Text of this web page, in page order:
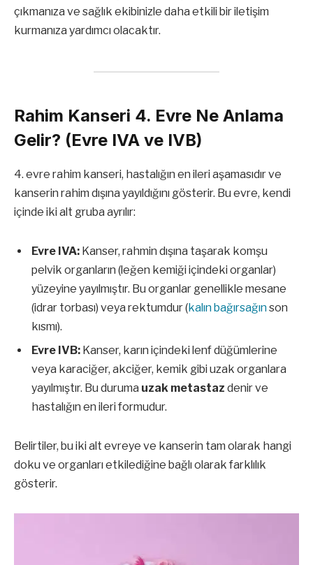
çıkmanıza ve sağlık ekibinizle daha etkili bir iletişim
kurmanıza yardımcı olacaktır.
Rahim Kanseri 4. Evre Ne Anlama
Gelir? (Evre IVA ve IVB)
4. evre rahim kanseri, hastalığın en ileri aşamasıdır ve
kanserin rahim dışına yayıldığını gösterir. Bu evre, kendi
içinde iki alt gruba ayrılır:
Evre IVA: Kanser, rahmin dışına taşarak komşu
pelvik organların (leğen kemiği içindeki organlar)
yüzeyine yayılmıştır. Bu organlar genellikle mesane
(idrar torbası) veya rektumdur (kalın bağırsağınson
kısmı).
Evre IVB: Kanser, karın içindeki lenf düğümlerine
veya karaciğer, akciğer, kemik gibi uzak organlara
yayılmıştır. Bu duruma uzak metastaz denir ve
hastalığın en ileri formudur.
Belirtiler, bu iki alt evreye ve kanserin tam olarak hangi
doku ve organları etkilediğine bağlı olarak farklılık
gösterir.